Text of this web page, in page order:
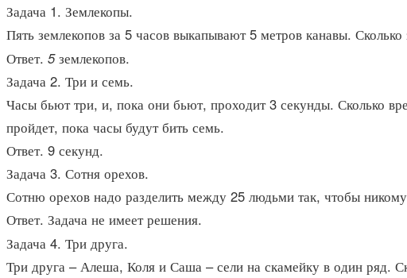
Задача 1. Землекопы.
Пять землекопов за 5 часов выкапывают 5 метров канавы.
Ответ. 5землекопов.
Задача 2. Три и семь.
Часы бьют три, и, пока они бьют, проходит 3 секунды. Сколько
пройдет, пока часы будут бить семь.
Ответ. 9 секунд.
Задача 3. Сотня орехов.
Сотню орехов надо разделить между 25 людьми так, чтобы
Ответ. Задача не имеет решения.
Задача 4. Три друга.
Три друга – Алеша, Коля и Саша – сели на скамейку в один ряд.